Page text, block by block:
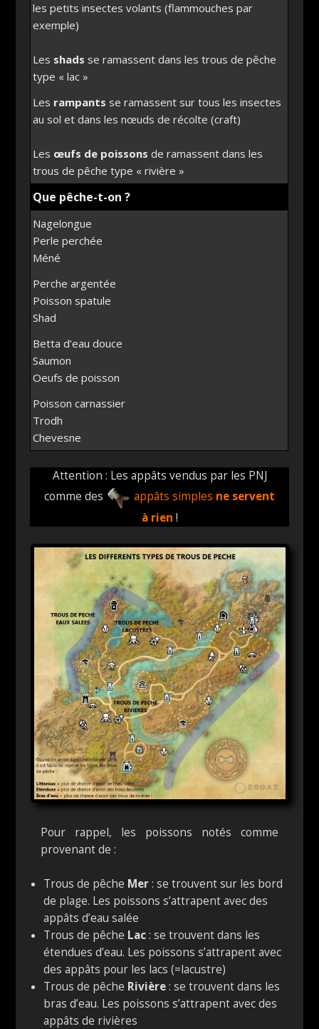
les petits insectes volants (flammouches par
exemple)
Les shads se ramassent dans les trous de pêche
type « lac »
Les rampants se ramassent sur tous les insectes
au sol et dans les nœuds de récolte (craft)
Les œufs de poissonsde ramassent dans les
trous de pêche type « rivière »
Que pêche-t-on ?
Nagelongue
Perle perchée
Méné
Perche argentée
Poisson spatule
Shad
Betta d’eau douce
Saumon
Oeufs de poisson
Poisson carnassier
Trodh
Chevesne
Attention : Les appâts vendus par les PNJ
comme des
appâts simples ne servent
à rien !
Pour rappel, les poissons notés comme
provenant de :
Trous de pêche Mer: se trouvent sur les bord
de plage. Les poissons s’attrapent avec des
appâts d’eau salée
Trous de pêche Lac: se trouvent dans les
étendues d’eau. Les poissons s’attrapent avec
des appâts pour les lacs (=lacustre)
Trous de pêche Rivière: se trouvent dans les
bras d’eau. Les poissons s’attrapent avec des
appâts de rivières